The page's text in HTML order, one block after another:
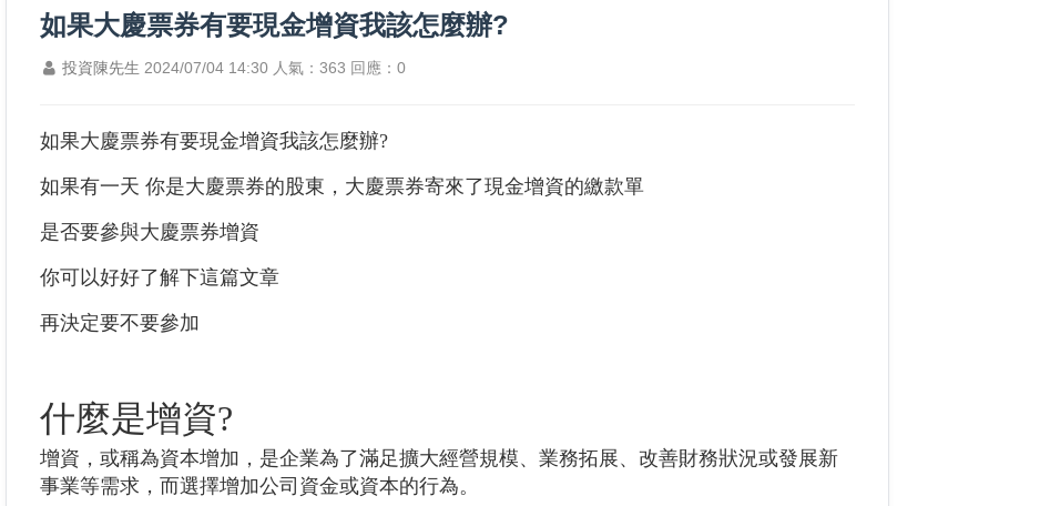
如果大慶票券有要現金增資我該怎麼辦?
投資陳先生 2024/07/04 14:30 人氣：363 回應：0
如果大慶票券有要現金增資我該怎麼辦?
如果有一天 你是大慶票券的股東，大慶票券寄來了現金增資的繳款單
是否要參與大慶票券增資
你可以好好了解下這篇文章
再決定要不要參加
什麼是增資?
增資，或稱為資本增加，是企業為了滿足擴大經營規模、業務拓展、改善財務狀況或發展新
事業等需求，而選擇增加公司資金或資本的行為。